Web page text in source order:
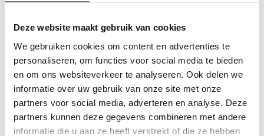
Deze website maakt gebruik van cookies
We gebruiken cookies om content en advertenties te
personaliseren, om functies voor social media te bieden
en om ons websiteverkeer te analyseren. Ook delen we
informatie over uw gebruik van onze site met onze
partners voor social media, adverteren en analyse. Deze
partners kunnen deze gegevens combineren met andere
informatie die u aan ze heeft verstrekt of die ze hebben
instrumentaal is en goed ‘snijdbaar’, kun je het makkelijk
muziek hebben we standaardtarieven.
Wat is de eerste vastlegging of synchronisatie?
Als je muziek en (bewegend) beeld samenvoegt, zoals
bijvoorbeeld in een video, heet dit ‘synchronisatie’ of
‘eerste vastlegging’. De rechten die hierbij horen regel je
via BumaStemra.